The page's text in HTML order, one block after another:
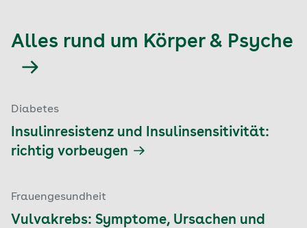
Alles rund um Körper & Psyche
Diabetes
Insulinresistenz und Insulinsensitivität:
richtig vorbeugen
Frauengesundheit
Vulvakrebs: Symptome, Ursachen und